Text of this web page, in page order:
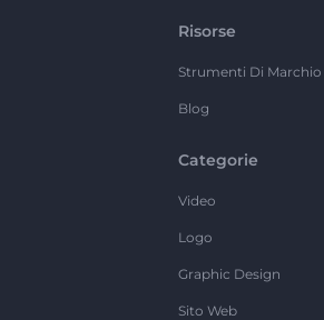
Risorse
Strumenti Di Marchio
Blog
Categorie
Video
Logo
Graphic Design
Sito Web